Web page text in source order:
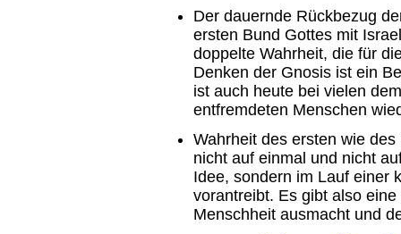
Der dauernde Rückbezug
ersten Bund Gottes mit
doppelte Wahrheit, die für
Denken der Gnosis ist ein
ist auch heute bei vielen
entfremdeten Menschen
Wahrheit des ersten wie
nicht auf einmal und nicht
Idee, sondern im Lauf einer
vorantreibt. Es gibt also
Menschheit ausmacht und